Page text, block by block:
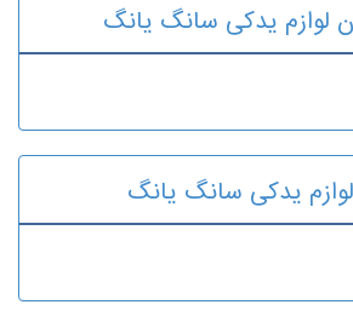
لوازم یدکی سانگ یانگ
یدکی سانگ یانگ